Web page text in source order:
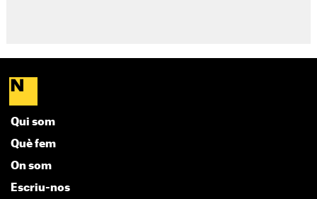
Qui som
Què fem
On som
Escriu-nos